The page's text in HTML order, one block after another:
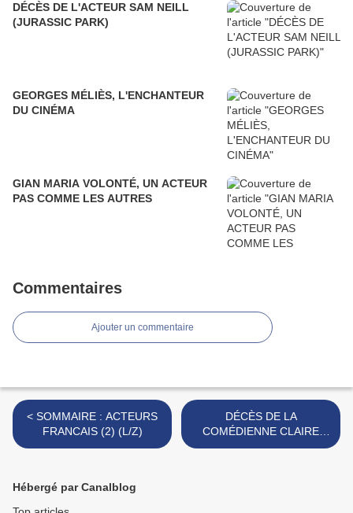
DÉCÈS DE L'ACTEUR SAM NEILL
(JURASSIC PARK)
GEORGES MÉLIÈS, L'ENCHANTEUR
DU CINÉMA
GIAN MARIA VOLONTÉ, UN ACTEUR
PAS COMME LES AUTRES
Commentaires
Ajouter un commentaire
< SOMMAIRE : ACTEURS
FRANCAIS (2) (L/Z)
DÉCÈS DE LA
COMÉDIENNE CLAIRE
MAURIER >
Hébergé par Canalblog